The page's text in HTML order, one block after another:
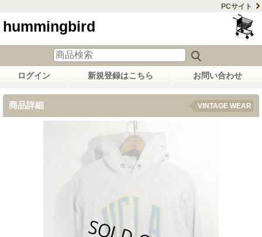
PCサイト
hummingbird
ログイン 新規登録はこちら お問い合わせ
商品詳細 VINTAGE WEAR